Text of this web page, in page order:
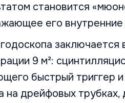
становится
его внутренние
заключается
9 м²:
быстрый триггер
на дрейфовых